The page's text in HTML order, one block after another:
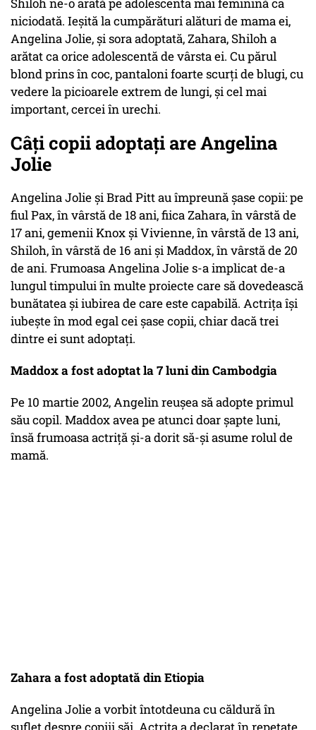
Shiloh ne-o arată pe adolescenta mai feminină ca
niciodată. Ieşită la cumpărături alături de mama ei,
Angelina Jolie, şi sora adoptată, Zahara, Shiloh a
arătat ca orice adolescentă de vârsta ei. Cu părul
blond prins în coc, pantaloni foarte scurţi de blugi, cu
vedere la picioarele extrem de lungi, şi cel mai
important, cercei în urechi.
Câţi copii adoptaţi are Angelina
Jolie
Angelina Jolie și Brad Pitt au împreună șase copii: pe
fiul Pax, în vârstă de 18 ani, fiica Zahara, în vârstă de
17 ani, gemenii Knox și Vivienne, în vârstă de 13 ani,
Shiloh, în vârstă de 16 ani și Maddox, în vârstă de 20
de ani. Frumoasa Angelina Jolie s-a implicat de-a
lungul timpului în multe proiecte care să dovedească
bunătatea și iubirea de care este capabilă. Actrița își
iubește în mod egal cei șase copii, chiar dacă trei
dintre ei sunt adoptați.
Maddox a fost adoptat la 7 luni din Cambodgia
Pe 10 martie 2002, Angelin reușea să adopte primul
său copil. Maddox avea pe atunci doar șapte luni,
însă frumoasa actriță și-a dorit să-și asume rolul de
mamă.
Zahara a fost adoptată din Etiopia
Angelina Jolie a vorbit întotdeuna cu căldură în